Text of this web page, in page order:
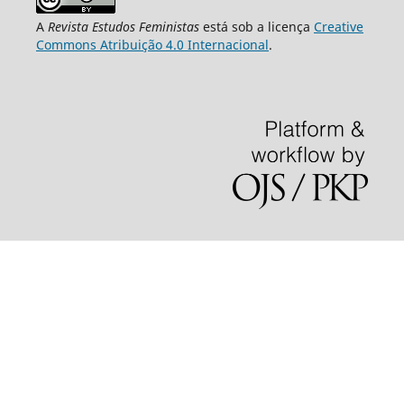
A Revista Estudos Feministasestá sob a licença Creative
Commons Atribuição 4.0 Internacional.